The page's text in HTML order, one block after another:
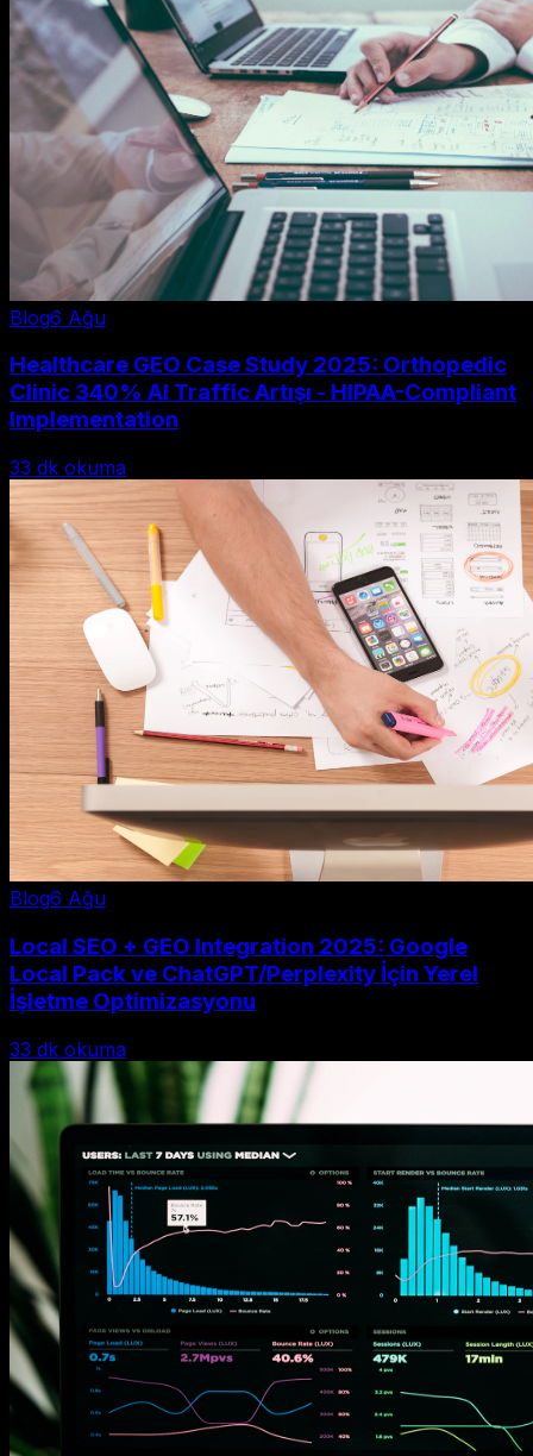
Blog6 Ağu
Healthcare GEO Case Study 2025: Orthopedic
Clinic 340% AI Traffic Artışı - HIPAA-Compliant
Implementation
33 dk okuma
Blog6 Ağu
Local SEO + GEO Integration 2025: Google
Local Pack ve ChatGPT/Perplexity İçin Yerel
İşletme Optimizasyonu
33 dk okuma